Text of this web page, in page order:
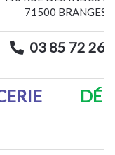
71500 BRANGES
03 85 72 26